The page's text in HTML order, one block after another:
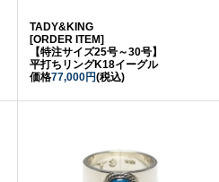
TADY&KING
[ORDER ITEM]
【特注サイズ25号～30号】
平打ちリングK18イーグル
価格77,000円(税込)